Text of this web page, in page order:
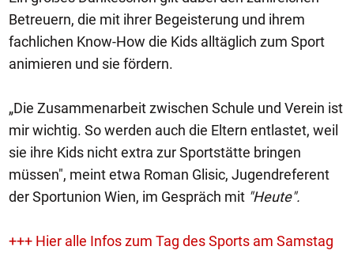
Betreuern, die mit ihrer Begeisterung und ihrem
fachlichen Know-How die Kids alltäglich zum Sport
animieren und sie fördern.
„Die Zusammenarbeit zwischen Schule und Verein ist
mir wichtig. So werden auch die Eltern entlastet, weil
sie ihre Kids nicht extra zur Sportstätte bringen
müssen", meint etwa Roman Glisic, Jugendreferent
der Sportunion Wien, im Gespräch mit "Heute".
+++ Hier alle Infos zum Tag des Sports am Samstag